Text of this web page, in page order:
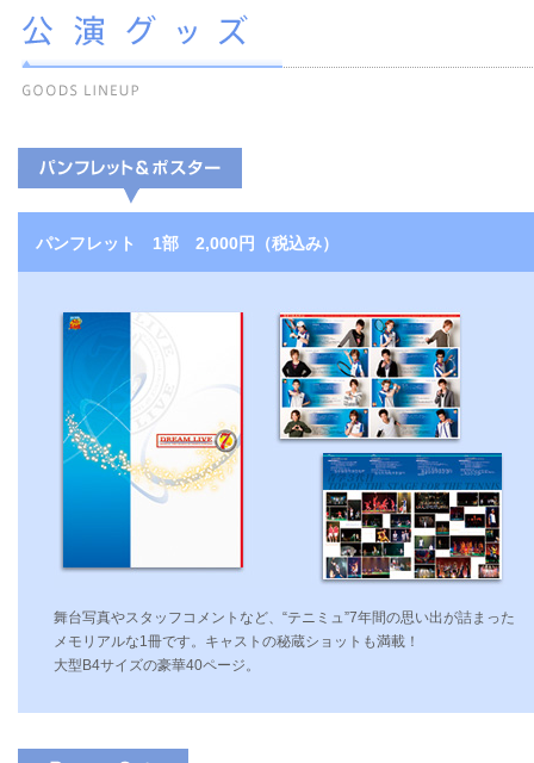
パンフレット 1部 2,000円（税込み）
舞台写真やスタッフコメントなど、“テニミュ”7年間の思い出が詰まった
メモリアルな1冊です。キャストの秘蔵ショットも満載！
大型B4サイズの豪華40ページ。